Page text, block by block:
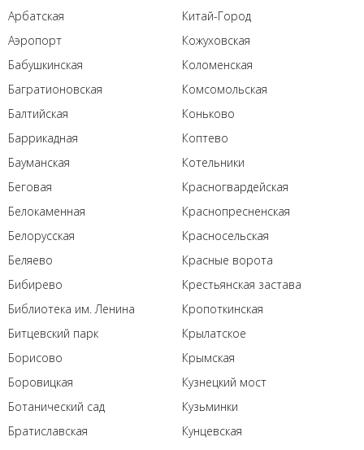
Арбатская
Аэропорт
Бабушкинская
Багратионовская
Балтийская
Баррикадная
Бауманская
Беговая
Белокаменная
Белорусская
Беляево
Бибирево
Библиотека им. Ленина
Битцевский парк
Борисово
Боровицкая
Ботанический сад
Братиславская
Китай-Город
Кожуховская
Коломенская
Комсомольская
Коньково
Коптево
Котельники
Красногвардейская
Краснопресненская
Красносельская
Красные ворота
Крестьянская застава
Кропоткинская
Крылатское
Крымская
Кузнецкий мост
Кузьминки
Кунцевская